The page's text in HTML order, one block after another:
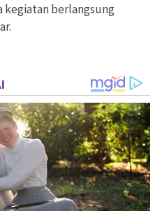
kegiatan berlangsung